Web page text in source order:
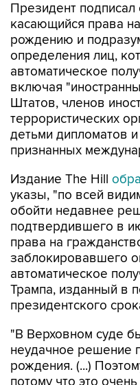
Президент
касающийся права
рождению и
определения лиц,
автоматическое
включая
Штатов, членов
террористических
детьми дипломатов
признанных
Издание The Hill
указы, "по всей
обойти недавнее
подтвердившего в
права на
заблокировавшего
автоматическое
Трампа, изданный в
президентского
"В Верховном суде
неудачное решение
рождения. (...)